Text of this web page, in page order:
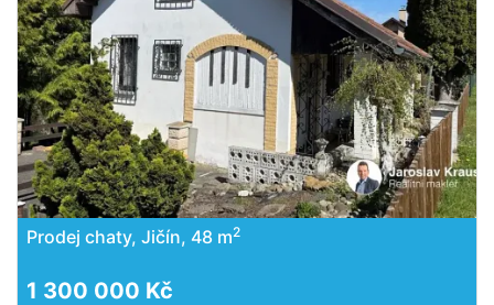
Prodej chaty, Jičín, 48 m2
1 300 000 Kč